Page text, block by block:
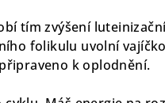
tím zvýšení
folikulu uvolní
k oplodnění.